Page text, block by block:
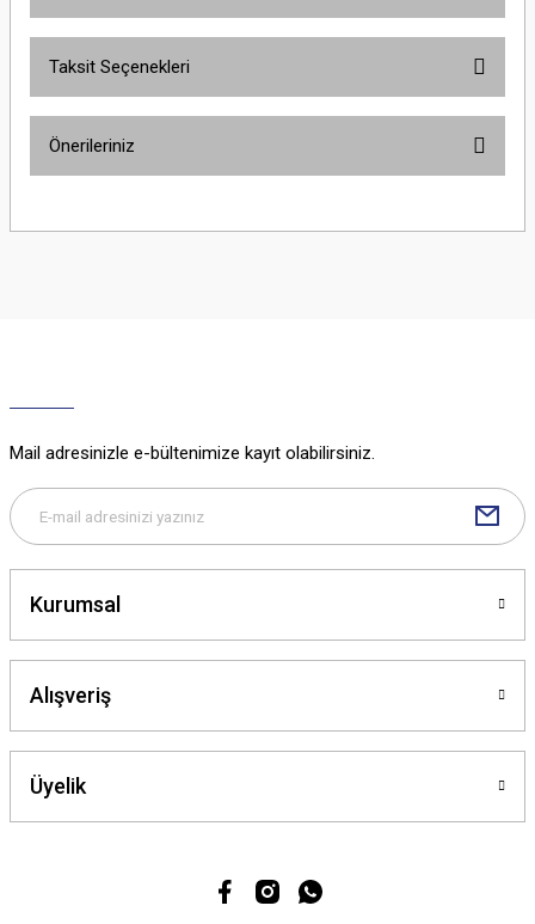
Taksit Seçenekleri
Önerileriniz
yetersiz gördüğünüz noktaları öneri formunu kullanarak tarafımıza
Bu ürüne benzer farklı alternatifler olmalı.
Mail adresinizle e-bültenimize kayıt olabilirsiniz.
Kurumsal
Alışveriş
Üyelik